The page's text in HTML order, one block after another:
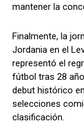
mantener la
Finalmente, la
Jordania en el
representó el
fútbol tras 28
debut histórico
selecciones
clasificación.